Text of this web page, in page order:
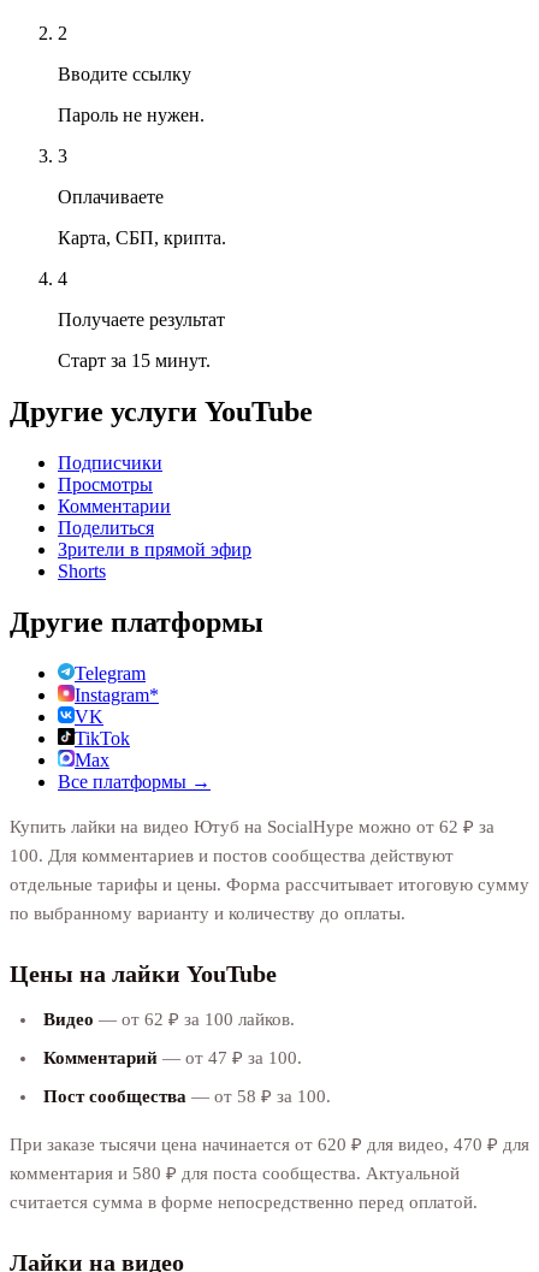
2
Вводите ссылку
Пароль не нужен.
3
Оплачиваете
Карта, СБП, крипта.
4
Получаете результат
Старт за 15 минут.
Другие услуги YouTube
Подписчики
Просмотры
Комментарии
Поделиться
Зрители в прямой эфир
Shorts
Другие платформы
Telegram
Instagram*
VK
TikTok
Max
Все платформы →
Купить лайки на видео Ютуб на SocialHype можно от 62 ₽ за
100. Для комментариев и постов сообщества действуют
отдельные тарифы и цены. Форма рассчитывает итоговую сумму
по выбранному варианту и количеству до оплаты.
Цены на лайки YouTube
Видео — от 62 ₽ за 100 лайков.
Комментарий — от 47 ₽ за 100.
Пост сообщества — от 58 ₽ за 100.
При заказе тысячи цена начинается от 620 ₽ для видео, 470 ₽ для
комментария и 580 ₽ для поста сообщества. Актуальной
считается сумма в форме непосредственно перед оплатой.
Лайки на видео